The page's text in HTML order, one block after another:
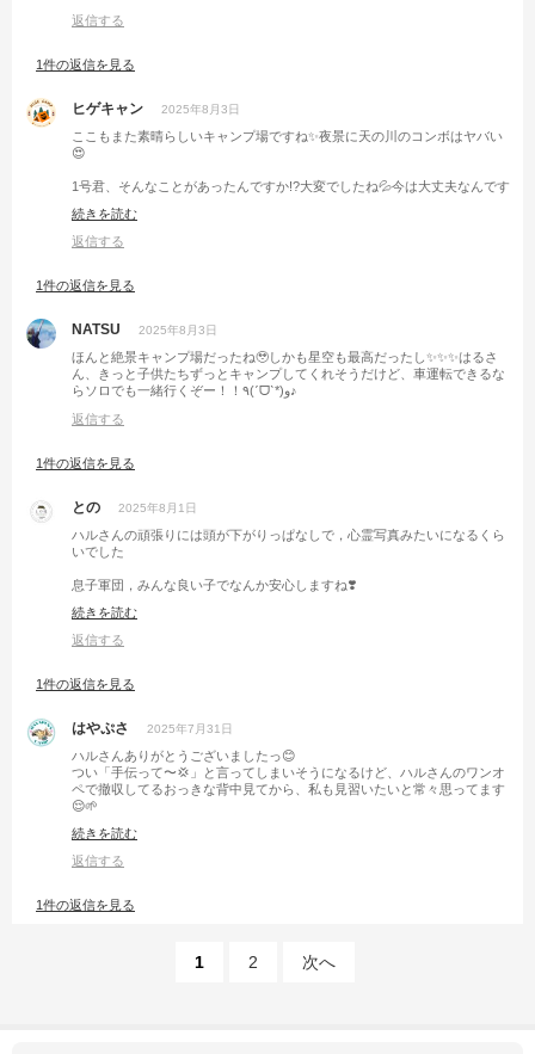
返信する
1件の返信を見る
ヒゲキャン 2025年8月3日
ここもまた素晴らしいキャンプ場ですね✨夜景に天の川のコンボはヤバい
😍
1号君、そんなことがあったんですか!?大変でしたね💦今は大丈夫なんです
続きを読む
返信する
1件の返信を見る
NATSU 2025年8月3日
ほんと絶景キャンプ場だったね🥹しかも星空も最高だったし✨✨✨はるさ
ん、きっと子供たちずっとキャンプしてくれそうだけど、車運転できるな
らソロでも一緒行くぞー！！٩(ˊᗜˋ*)و♪
返信する
1件の返信を見る
との 2025年8月1日
ハルさんの頑張りには頭が下がりっぱなしで，心霊写真みたいになるくら
いでした
息子軍団，みんな良い子でなんか安心しますね❣️
続きを読む
返信する
1件の返信を見る
はやぷさ 2025年7月31日
ハルさんありがとうございましたっ😊
つい「手伝って〜💢」と言ってしまいそうになるけど、ハルさんのワンオ
ペで撤収してるおっきな背中見てから、私も見習いたいと常々思ってます
😌🌱
またキャンプで一緒に癒されましょうね\( ˆoˆ )/✨
続きを読む
返信する
1件の返信を見る
1 2 次へ